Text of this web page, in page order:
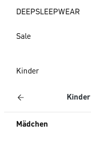
DEEPSLEEPWEAR
Sale
Kinder
Kinder
Mädchen